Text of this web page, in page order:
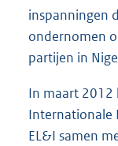
inspanningen
ondernomen
partijen in
In maart 2012
Internationale
EL&I samen